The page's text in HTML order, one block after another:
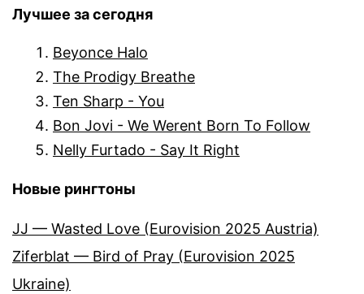
Лучшее за сегодня
Beyonce Halo
The Prodigy Breathe
Ten Sharp - You
Bon Jovi - We Werent Born To Follow
Nelly Furtado - Say It Right
Новые рингтоны
JJ — Wasted Love (Eurovision 2025 Austria)
Ziferblat — Bird of Pray (Eurovision 2025
Ukraine)